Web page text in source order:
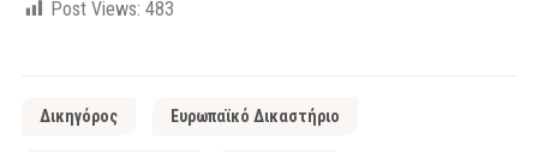
Post Views: 483
Δικηγόρος Ευρωπαϊκό Δικαστήριο